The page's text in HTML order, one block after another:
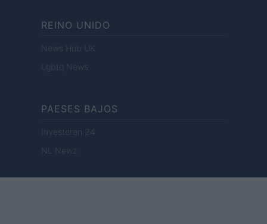
REINO UNIDO
News Hub UK
Lgbtq News
PAESES BAJOS
Investeren 24
NL Newz